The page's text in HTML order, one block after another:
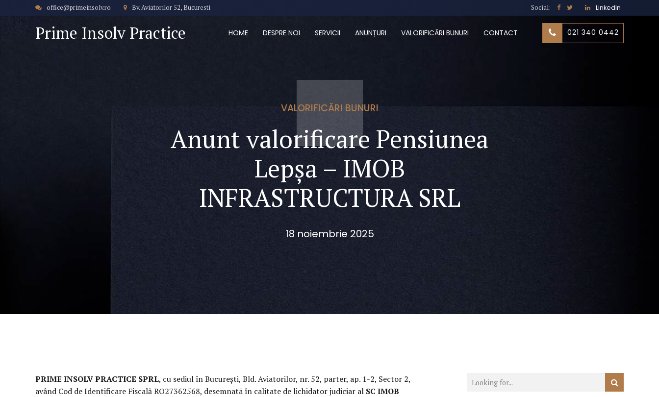
office@primeinsolv.ro Bv. Aviatorilor 52, Bucuresti Social: LinkedIn
Prime Insolv Practice 021 340 0442
HOME DESPRE NOI SERVICII ANUNȚURI VALORIFICĂRI BUNURI CONTACT
VALORIFICĂRI BUNURI
Anunt valorificare Pensiunea
Lepșa – IMOB
INFRASTRUCTURA SRL
18 noiembrie 2025
PRIME INSOLV PRACTICE SPRL, cu sediul în București, Bld. Aviatorilor, nr. 52, parter, ap. 1-2, Sector 2,
având Cod de Identificare Fiscală RO27362568, desemnatã în calitate de lichidator judiciar al SC IMOB